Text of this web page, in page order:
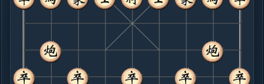
4. 车九进一
红+7
.....马２进４
红+7
5. 马七进六
红+3
.....车１平３
6. 炮八平七
红+0